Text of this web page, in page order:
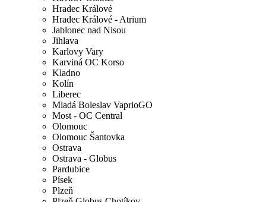
Hradec Králové
Hradec Králové - Atrium
Jablonec nad Nisou
Jihlava
Karlovy Vary
Karviná OC Korso
Kladno
Kolín
Liberec
Mladá Boleslav VaprioGO
Most - OC Central
Olomouc
Olomouc Šantovka
Ostrava
Ostrava - Globus
Pardubice
Písek
Plzeň